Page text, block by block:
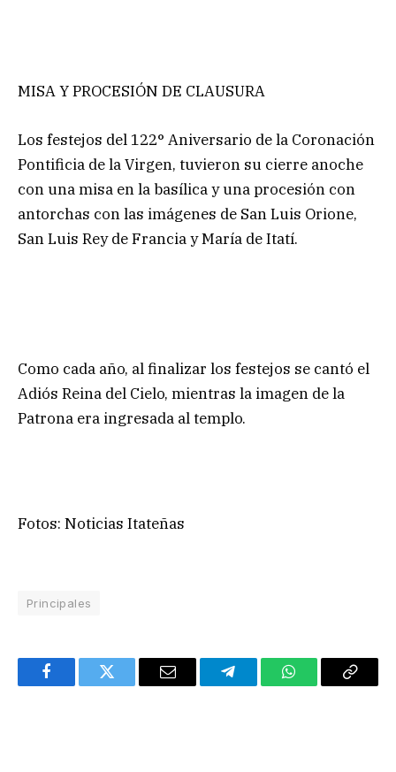
MISA Y PROCESIÓN DE CLAUSURA
Los festejos del 122° Aniversario de la Coronación
Pontificia de la Virgen, tuvieron su cierre anoche
con una misa en la basílica y una procesión con
antorchas con las imágenes de San Luis Orione,
San Luis Rey de Francia y María de Itatí.
Como cada año, al finalizar los festejos se cantó el
Adiós Reina del Cielo, mientras la imagen de la
Patrona era ingresada al templo.
Fotos: Noticias Itateñas
Principales
FacebookTwitter Email TelegramWhatsAppCopy